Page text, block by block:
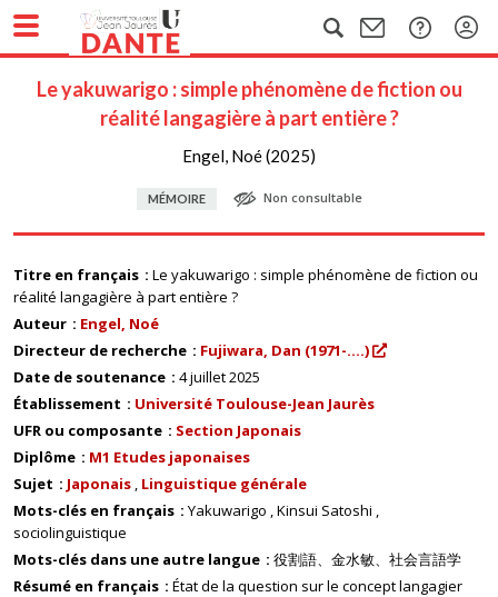
Le yakuwarigo : simple phénomène de fiction ou
réalité langagière à part entière ?
Engel, Noé (2025)
MÉMOIRE Non consultable
Titre en français
Le yakuwarigo : simple phénomène de fiction ou
réalité langagière à part entière ?
Auteur
Engel, Noé
Directeur de recherche
Fujiwara, Dan (1971-....)
Date de soutenance
4 juillet 2025
Établissement
Université Toulouse-Jean Jaurès
UFR ou composante
Section Japonais
Diplôme
M1 Etudes japonaises
Sujet
Japonais Linguistique générale
Mots-clés en français
Yakuwarigo Kinsui Satoshi
sociolinguistique
Mots-clés dans une autre langue
役割語、金水敏、社会言語学
Résumé en français
État de la question sur le concept langagier